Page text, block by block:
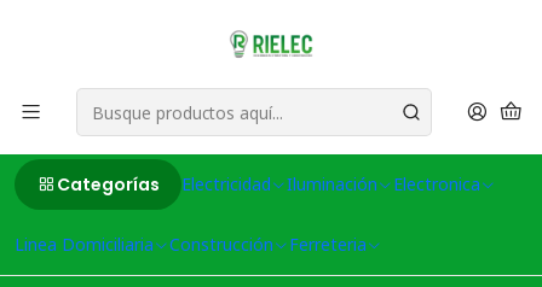
Categorías Electricidad Iluminación Electronica
Linea Domiciliaria Construcción Ferreteria